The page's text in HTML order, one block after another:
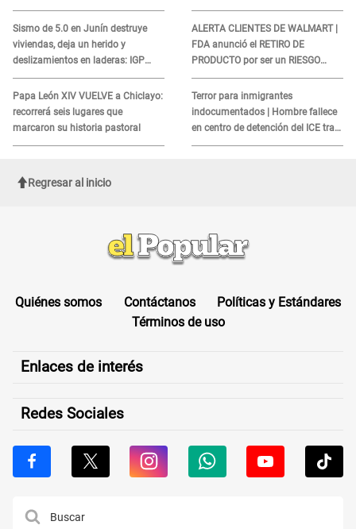
Sismo de 5.0 en Junín destruye
viviendas, deja un herido y
deslizamientos en laderas: IGP
alerta sobre posibles réplicas
Papa León XIV VUELVE a Chiclayo:
recorrerá seis lugares que
marcaron su historia pastoral
ALERTA CLIENTES DE WALMART |
FDA anunció el RETIRO DE
PRODUCTO por ser un RIESGO
MORTAL para consumidores: ¿Cuál
es?
Terror para inmigrantes
indocumentados | Hombre fallece
en centro de detención del ICE tras
sufrir una "emergencia médica"
Regresar al inicio
Quiénes somos Contáctanos
Políticas y Estándares
Términos de uso
Enlaces de interés
Redes Sociales